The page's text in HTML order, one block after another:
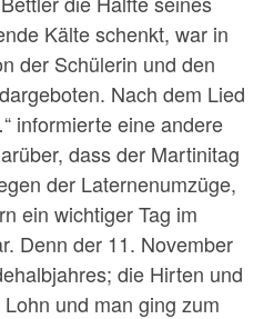
Kälte schenkt, war in
der Schülerin und den
Nach dem Lied
informierte eine andere
dass der Martinitag
der Laternenumzüge,
ein wichtiger Tag im
Denn der 11. November
die Hirten und
und man ging zum